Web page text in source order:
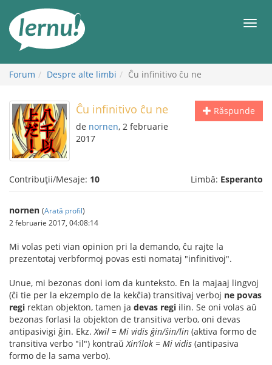
conținut
Forum Despre alte limbi Ĉu infinitivo ĉu ne
Răspunde
Ĉu infinitivo ĉu ne
de nornen, 2 februarie
2017
Contribuții/Mesaje: 10 Limbă: Esperanto
nornen (Arată profil)
2 februarie 2017, 04:08:14
Mi volas peti vian opinion pri la demando, ĉu rajte la
prezentotaj verbformoj povas esti nomataj "infinitivoj".
Unue, mi bezonas doni iom da kunteksto. En la majaaj lingvoj
(ĉi tie per la ekzemplo de la kekĉia) transitivaj verboj ne povas
regi rektan objekton, tamen ja devas regi ilin. Se oni volas aŭ
bezonas forlasi la objekton de transitiva verbo, oni devas
antipasivigi ĝin. Ekz.Xwil = Mi vidis ĝin/ŝin/lin (aktiva formo de
transitiva verbo "il") kontraŭXin’ilok = Mi vidis (antipasiva
formo de la sama verbo).